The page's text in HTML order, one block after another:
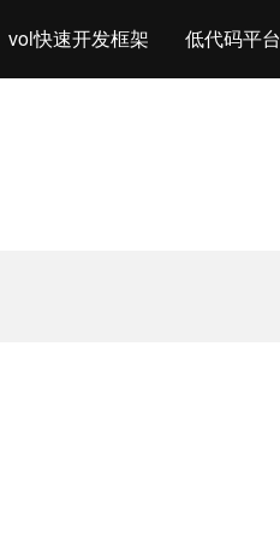
vol快速开发框架 低代码平台